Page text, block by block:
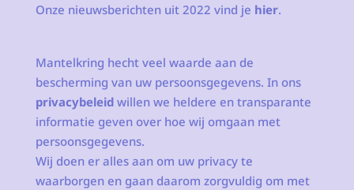
Onze nieuwsberichten uit 2022 vind je hier.
Mantelkring hecht veel waarde aan de
bescherming van uw persoonsgegevens. In ons
privacybeleidwillen we heldere en transparante
informatie geven over hoe wij omgaan met
persoonsgegevens.
Wij doen er alles aan om uw privacy te
waarborgen en gaan daarom zorgvuldig om met